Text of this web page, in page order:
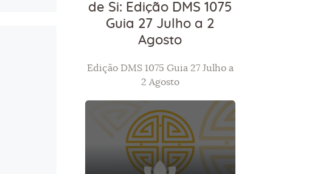
de Si: Edição DMS 1075
Guia 27 Julho a 2
Agosto
Edição DMS 1075 Guia 27 Julho a
2 Agosto